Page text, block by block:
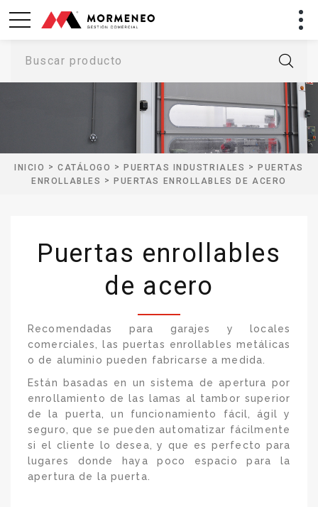
Buscar producto
INICIO >CATÁLOGO >PUERTAS INDUSTRIALES >PUERTAS
ENROLLABLES >PUERTAS ENROLLABLES DE ACERO
Puertas enrollables
de acero
Recomendadas para garajes y locales
comerciales, las puertas enrollables metálicas
o de aluminio pueden fabricarse a medida.
Están basadas en un sistema de apertura por
enrollamiento de las lamas al tambor superior
de la puerta, un funcionamiento fácil, ágil y
seguro, que se pueden automatizar fácilmente
si el cliente lo desea, y que es perfecto para
lugares donde haya poco espacio para la
apertura de la puerta.